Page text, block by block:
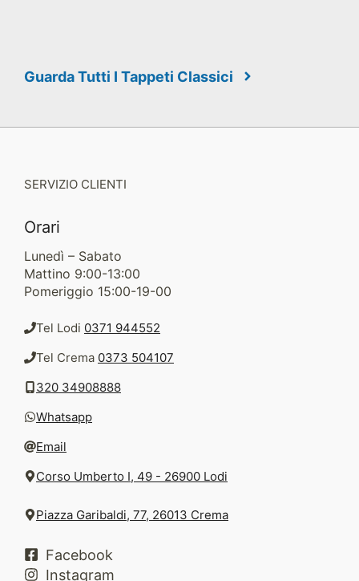
Guarda Tutti I Tappeti Classici
SERVIZIO CLIENTI
Orari
Lunedì – Sabato
Mattino 9:00-13:00
Pomeriggio 15:00-19-00
Tel Lodi 0371 944552
Tel Crema 0373 504107
320 34908888
Whatsapp
Email
Corso Umberto I, 49 - 26900 Lodi
Piazza Garibaldi, 77, 26013 Crema
Facebook
Instagram